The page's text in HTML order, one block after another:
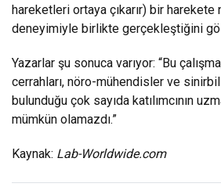
hareketleri ortaya çıkarır) bir
deneyimiyle birlikte gerçekleştiğini
Yazarlar şu sonuca varıyor: “Bu
cerrahları, nöro-mühendisler ve
bulunduğu çok sayıda katılımcının
mümkün olamazdı.”
Kaynak: Lab-Worldwide.com